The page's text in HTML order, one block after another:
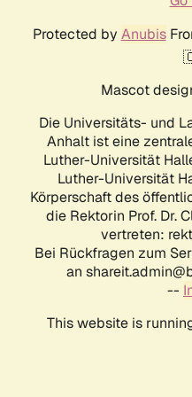
Protected by Anubis
Mascot
Die Universitäts- und
Anhalt ist eine
Luther-Universität
Luther-Universität
Körperschaft des
die Rektorin Prof. Dr.
vertreten:
Bei Rückfragen zum
an
--
This website is